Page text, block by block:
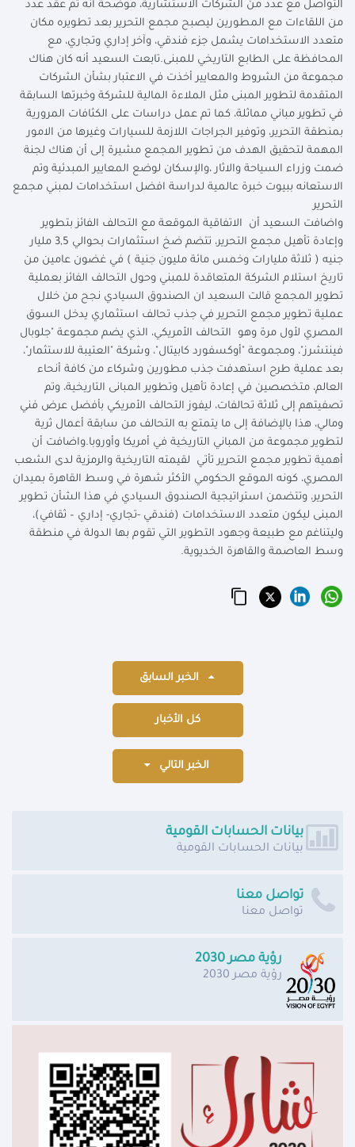
التواصل مع عدد من الشركات الاستشارية، موضحة أنه تم عقد عدد
من اللقاءات مع المطورين ليصبح مجمع التحرير بعد تطويره مكان
متعدد الاستخدامات يشمل جزء فندقي، وآخر إداري وتجاري، مع
المحافظة على الطابع التاريخي للمبنى.تابعت السعيد أنه كان هناك
مجموعة من الشروط والمعايير أخذت في الاعتبار بشأن الشركات
المتقدمة لتطوير المبنى مثل الملاءة المالية للشركة وخبرتها السابقة
في تطوير مباني مماثلة، كما تم عمل دراسات على الكثافات المرورية
بمنطقة التحرير، وتوفير الجراجات اللازمة للسيارات وغيرها من الامور
المهمة لتحقيق الهدف من تطوير المجمع مشيرة إلى أن هناك لجنة
ضمت وزراء السياحة والاثار ،والإسكان لوضع المعايير المبدئية وتم
الاستعانه ببيوت خبرة عالمية لدراسة افضل استخدامات لمبني مجمع
التحرير
واضافت السعيد أن الاتفاقية الموقعة مع التحالف الفائز بتطوير
وإعادة تأهيل مجمع التحرير، تتضم ضخ استثمارات بحوالي 3,5 مليار
جنيه ( ثلاثة مليارات وخمس مائة مليون جنية ) في غضون عامين من
تاريخ استلام الشركة المتعاقدة للمبني وحول التحالف الفائز بعملية
تطوير المجمع قالت السعيد ان الصندوق السيادي نجح من خلال
عملية تطوير مجمع التحرير في جذب تحالف استثماري يدخل السوق
المصري لأول مرة وهو التحالف الأمريكي، الذي يضم مجموعة "جلوبال
فينتشرز"، ومجموعة "أوكسفورد كابيتال"، وشركة "العتيبة للاستثمار"،
بعد عملية طرح استهدفت جذب مطورين وشركاء من كافة أنحاء
العالم، متخصصين في إعادة تأهيل وتطوير المبانى التاريخية، وتم
تصفيتهم إلى ثلاثة تحالفات، ليفوز التحالف الأمريكي بأفضل عرض فني
ومالي، هذا بالإضافة إلى ما يتمتع به التحالف من سابقة أعمال ثرية
لتطوير مجموعة من المباني التاريخية في أمريكا وأوروبا.واضافت أن
أهمية تطوير مجمع التحرير تأتي لقيمته التاريخية والرمزية لدى الشعب
المصري، كونه الموقع الحكومي الأكثر شهرة في وسط القاهرة بميدان
التحرير، وتتضمن استراتيجية الصندوق السيادي في هذا الشأن تطوير
المبنى ليكون متعدد الاستخدامات (فندقي -تجاري- إداري – ثقافي)،
وليتناغم مع طبيعة وجهود التطوير التي تقوم بها الدولة في منطقة
وسط العاصمة والقاهرة الخديوية.
الخبر السابق
كل الأخبار
الخبر التالي
بيانات الحسابات القومية
بيانات الحسابات القومية
تواصل معنا
تواصل معنا
رؤية مصر 2030
رؤية مصر 2030